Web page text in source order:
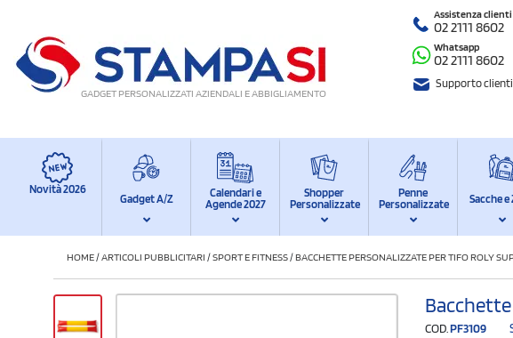
GADGET PERSONALIZZATI AZIENDALI E ABBIGLIAMENTO
Assistenza clienti
02 2111 8602
Whatsapp
02 2111 8602
Supporto clienti
Novità 2026
Gadget A/Z
Calendari e
Agende 2027
Shopper
Personalizzate
Penne
Personalizzate
Sacche e
HOME/ARTICOLI PUBBLICITARI /SPORT E FITNESS/BACCHETTE PERSONALIZZATE PER TIFO ROLY
COD. PF3109